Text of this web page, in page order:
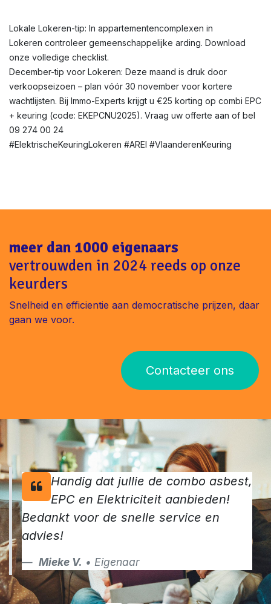
Lokale Lokeren-tip: In appartementencomplexen in
Lokeren controleer gemeenschappelijke arding. Download
onze volledige checklist.
December-tip voor Lokeren: Deze maand is druk door
verkoopseizoen – plan vóór 30 november voor kortere
wachtlijsten. Bij Immo-Experts krijgt u €25 korting op combi EPC
+ keuring (code: EKEPCNU2025). Vraag uw offerte aan of bel
09 274 00 24
#ElektrischeKeuringLokeren #AREI #VlaanderenKeuring
meer dan 1000 eigenaars
vertrouwden in 2024 reeds op onze
keurders
Snelheid en efficientie aan democratische prijzen, daar
gaan we voor.
Contacteer ons
Handig dat jullie de combo asbest,
EPC en Elektriciteit aanbieden!
Bedankt voor de snelle service en
advies!
Mieke V. • Eigenaar